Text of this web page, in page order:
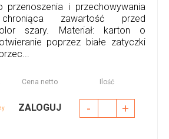
przenoszenia i przechowywania
zawartość przed
szary. Materiał: karton o
poprzez białe zatyczki
Cena netto Ilość
ZALOGUJ - +